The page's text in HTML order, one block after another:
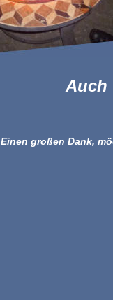
Auch
Einen großen Dank,